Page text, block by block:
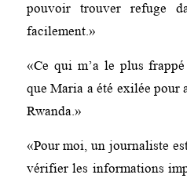
pouvoir trouver refuge
facilement.»
«Ce qui m’a le plus
que Maria a été exilée
Rwanda.»
«Pour moi, un journaliste
vérifier les informations